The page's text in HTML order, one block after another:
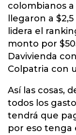
colombianos
llegaron a
lidera el
monto por
Davivienda
Colpatria con
Así las cosas,
todos los
tendrá que
por eso tenga